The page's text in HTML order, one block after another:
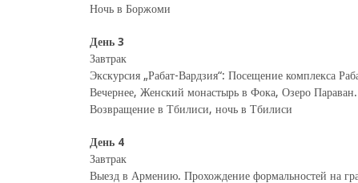
Ночь в Боржоми
День 3
Завтрак
Экскурсия „Рабат-Вардзия“: Посещение комплекса
Вечернее, Женский монастырь в Фока, Озеро Параван.
Возвращение в Тбилиси, ночь в Тбилиси
День 4
Завтрак
Выезд в Армению. Прохождение формальностей на